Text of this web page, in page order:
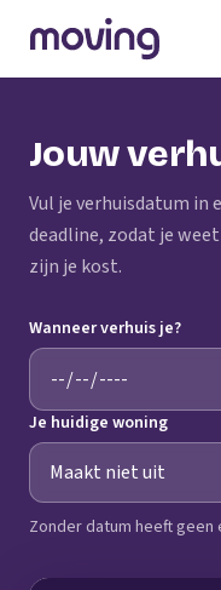
Jouw
Vul je verhuisdatum in
deadline, zodat je
zijn je kost.
Wanneer verhuis je?
Je huidige woning
Zonder datum heeft geen